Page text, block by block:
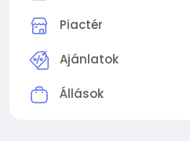
Piactér
Ajánlatok
Állások